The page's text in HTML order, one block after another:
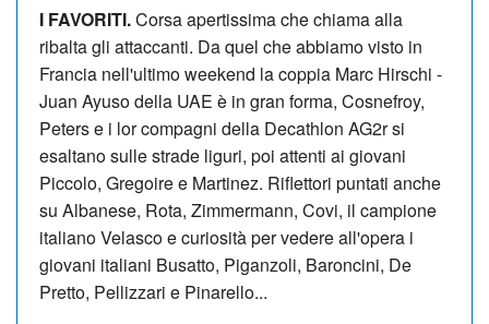
I FAVORITI.Corsa apertissima che chiama alla
ribalta gli attaccanti. Da quel che abbiamo visto in
Francia nell'ultimo weekend la coppia Marc Hirschi -
Juan Ayuso della UAE è in gran forma, Cosnefroy,
Peters e i lor compagni della Decathlon AG2r si
esaltano sulle strade liguri, poi attenti ai giovani
Piccolo, Gregoire e Martinez. Riflettori puntati anche
su Albanese, Rota, Zimmermann, Covi, il campione
italiano Velasco e curiosità per vedere all'opera i
giovani italiani Busatto, Piganzoli, Baroncini, De
Pretto, Pellizzari e Pinarello...